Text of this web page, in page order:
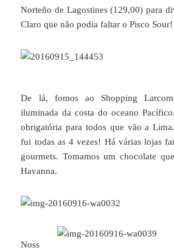
Norteño de Lagostines (129,00) para
Claro que não podia faltar o Pisco
De lá, fomos ao Shopping
iluminada da costa do oceano
obrigatória para todos que vão a
fui todas as 4 vezes! Há várias lojas
gourmets. Tomamos um chocolate
Havanna.
Noss